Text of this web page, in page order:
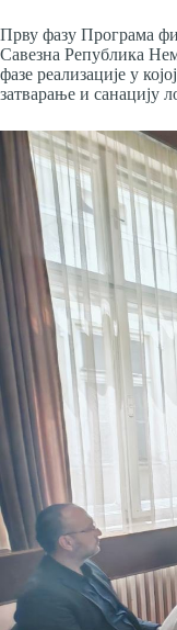
Прву фазу Програма
Савезна Република
фазе реализације у
затварање и санацију